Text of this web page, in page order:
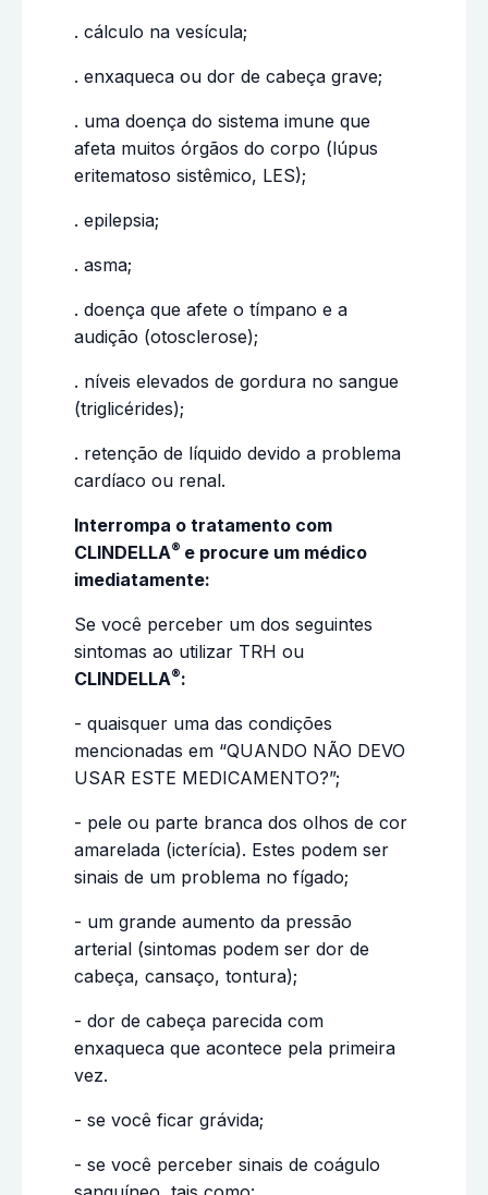
. cálculo na vesícula;
. enxaqueca ou dor de cabeça grave;
. uma doença do sistema imune que
afeta muitos órgãos do corpo (lúpus
eritematoso sistêmico, LES);
. epilepsia;
. asma;
. doença que afete o tímpano e a
audição (otosclerose);
. níveis elevados de gordura no sangue
(triglicérides);
. retenção de líquido devido a problema
cardíaco ou renal.
Interrompa o tratamento com
CLINDELLA® e procure um médico
imediatamente:
Se você perceber um dos seguintes
sintomas ao utilizar TRH ou
CLINDELLA®:
- quaisquer uma das condições
mencionadas em “QUANDO NÃO DEVO
USAR ESTE MEDICAMENTO?”;
- pele ou parte branca dos olhos de cor
amarelada (icterícia). Estes podem ser
sinais de um problema no fígado;
- um grande aumento da pressão
arterial (sintomas podem ser dor de
cabeça, cansaço, tontura);
- dor de cabeça parecida com
enxaqueca que acontece pela primeira
vez.
- se você ficar grávida;
- se você perceber sinais de coágulo